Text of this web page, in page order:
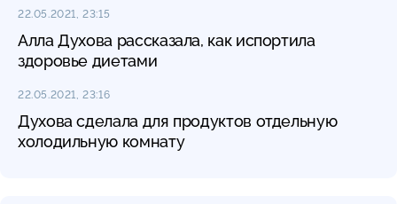
22.05.2021, 23:15
Алла Духова рассказала, как испортила
здоровье диетами
22.05.2021, 23:16
Духова сделала для продуктов отдельную
холодильную комнату